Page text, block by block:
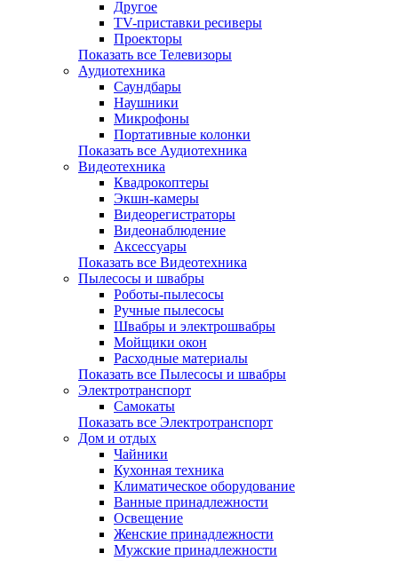
Другое
TV-приставки ресиверы
Проекторы
Показать все Телевизоры
Аудиотехника
Саундбары
Наушники
Микрофоны
Портативные колонки
Показать все Аудиотехника
Видеотехника
Квадрокоптеры
Экшн-камеры
Видеорегистраторы
Видеонаблюдение
Аксессуары
Показать все Видеотехника
Пылесосы и швабры
Роботы-пылесосы
Ручные пылесосы
Швабры и электрошвабры
Мойщики окон
Расходные материалы
Показать все Пылесосы и швабры
Электротранспорт
Самокаты
Показать все Электротранспорт
Дом и отдых
Чайники
Кухонная техника
Климатическое оборудование
Ванные принадлежности
Освещение
Женские принадлежности
Мужские принадлежности